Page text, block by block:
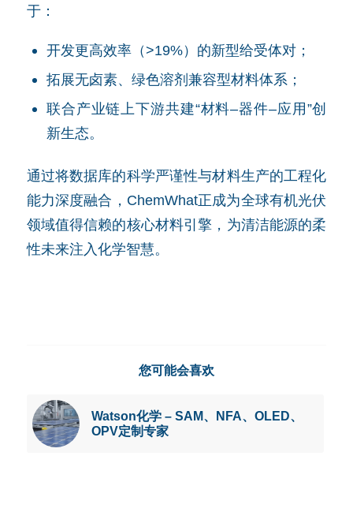
于：
开发更高效率（>19%）的新型给受体对；
拓展无卤素、绿色溶剂兼容型材料体系；
联合产业链上下游共建“材料–器件–应用”创
新生态。
通过将数据库的科学严谨性与材料生产的工程化
能力深度融合，ChemWhat正成为全球有机光伏
领域值得信赖的核心材料引擎，为清洁能源的柔
性未来注入化学智慧。
您可能会喜欢
Watson化学 – SAM、NFA、OLED、
OPV定制专家